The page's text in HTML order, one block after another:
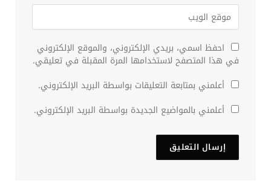
احفظ اسمي، بريدي الإلكتروني، والموقع الإلكتروني
في هذا المتصفح لاستخدامها المرة المقبلة في تعليقي.
أعلمني بمتابعة التعليقات بواسطة البريد الإلكتروني.
أعلمني بالمواضيع الجديدة بواسطة البريد الإلكتروني.